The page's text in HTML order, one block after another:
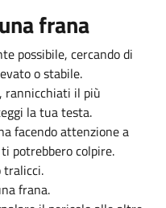
frana
possibile, cercando di
o stabile.
rannicchiati il più
la tua testa.
facendo attenzione a
potrebbero colpire.
tralicci.
frana.